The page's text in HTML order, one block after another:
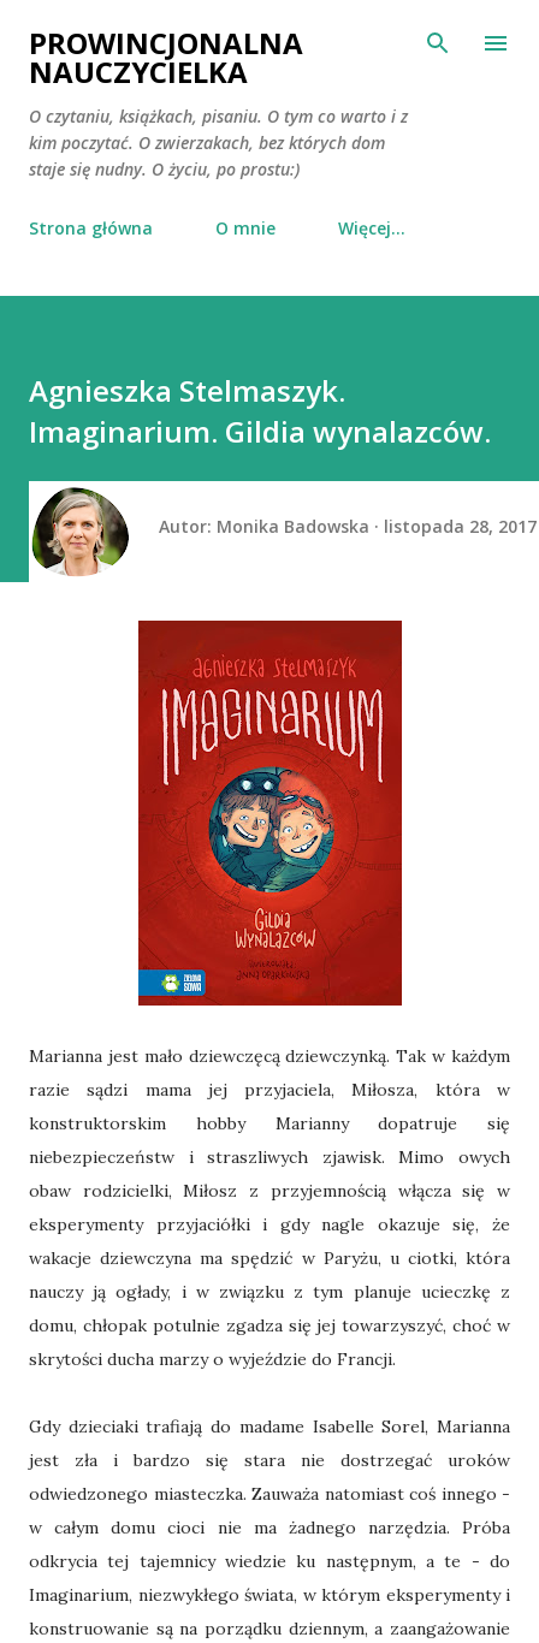
Przejdź do głównej zawartości
PROWINCJONALNA
NAUCZYCIELKA
O czytaniu, książkach, pisaniu. O tym co warto i z
kim poczytać. O zwierzakach, bez których dom
staje się nudny. O życiu, po prostu:)
Strona główna O mnie Więcej…
Agnieszka Stelmaszyk.
Imaginarium. Gildia wynalazców.
Autor: Monika Badowska listopada 28, 2017
Marianna jest mało dziewczęcą dziewczynką. Tak w każdym
razie sądzi mama jej przyjaciela, Miłosza, która w
konstruktorskim hobby Marianny dopatruje się
niebezpieczeństw i straszliwych zjawisk. Mimo owych
obaw rodzicielki, Miłosz z przyjemnością włącza się w
eksperymenty przyjaciółki i gdy nagle okazuje się, że
wakacje dziewczyna ma spędzić w Paryżu, u ciotki, która
nauczy ją ogłady, i w związku z tym planuje ucieczkę z
domu, chłopak potulnie zgadza się jej towarzyszyć, choć w
skrytości ducha marzy o wyjeździe do Francji.
Gdy dzieciaki trafiają do madame Isabelle Sorel, Marianna
jest zła i bardzo się stara nie dostrzegać uroków
odwiedzonego miasteczka. Zauważa natomiast coś innego -
w całym domu cioci nie ma żadnego narzędzia. Próba
odkrycia tej tajemnicy wiedzie ku następnym, a te - do
Imaginarium, niezwykłego świata, w którym eksperymenty i
konstruowanie są na porządku dziennym, a zaangażowanie